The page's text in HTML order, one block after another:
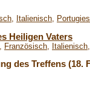
, Italienisch,
Heiligen Vaters
Französisch Italienisch
des Treffens (18.